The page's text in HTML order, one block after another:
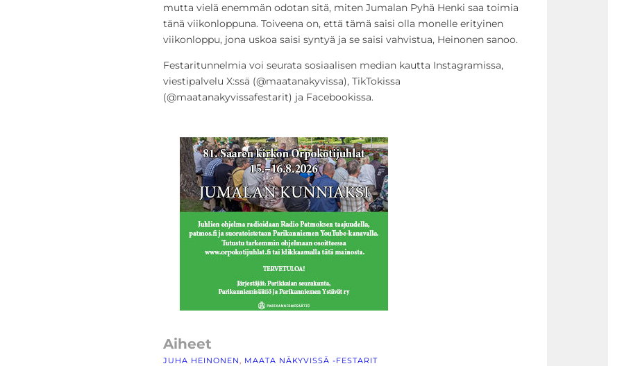
mutta vielä enemmän odotan sitä, miten Jumalan Pyhä Henki saa toimia
tänä viikonloppuna. Toiveena on, että tämä saisi olla monelle erityinen
viikonloppu, jona uskoa saisi syntyä ja se saisi vahvistua, Heinonen sanoo.
Festaritunnelmia voi seurata sosiaalisen median kautta Instagramissa,
viestipalvelu X:ssä (@maatanakyvissa), TikTokissa
(@maatanakyvissafestarit) ja Facebookissa.
Aiheet
JUHA HEINONEN MAATA NÄKYVISSÄ -FESTARIT